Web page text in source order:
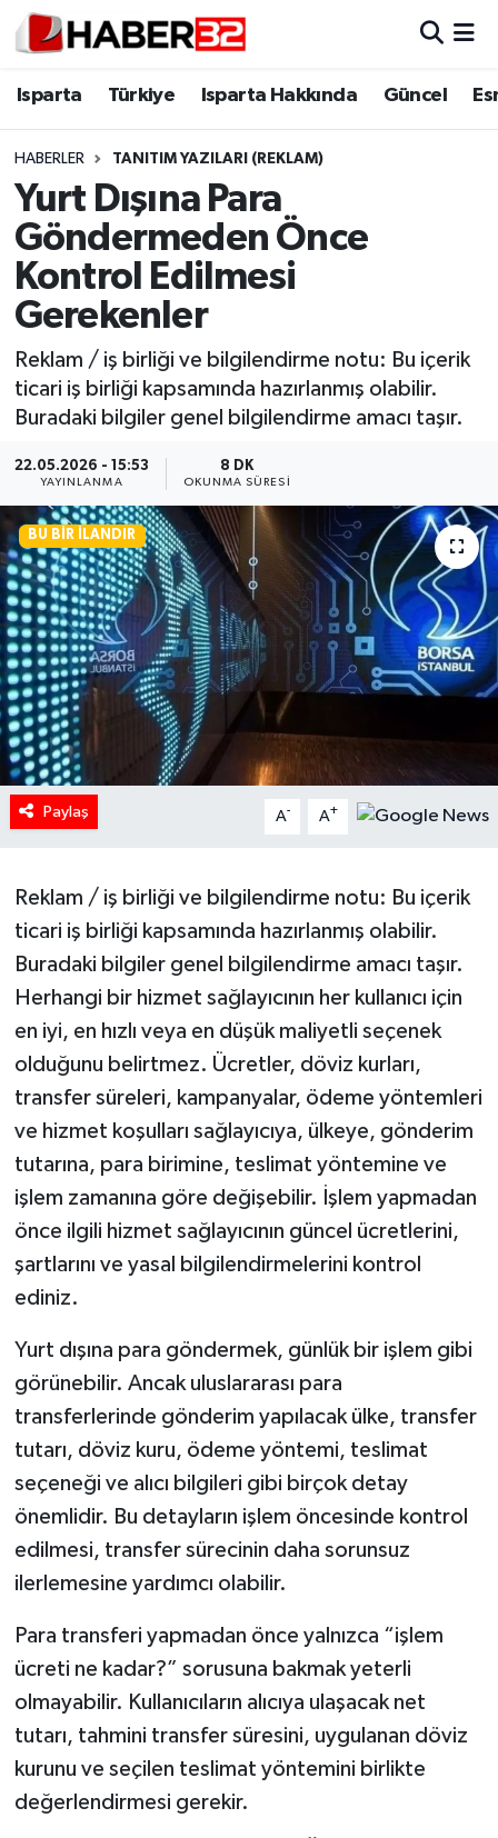
Isparta Türkiye Isparta Hakkında Güncel
HABERLER TANITIM YAZILARI (REKLAM)
Yurt Dışına Para
Göndermeden Önce
Kontrol Edilmesi
Gerekenler
Reklam / iş birliği ve bilgilendirme notu: Bu içerik
ticari iş birliği kapsamında hazırlanmış olabilir.
Buradaki bilgiler genel bilgilendirme amacı taşır.
22.05.2026 - 15:53
YAYINLANMA
8 DK
OKUNMA SÜRESI
BU BIR İLANDIR
Paylaş A- A+
Reklam / iş birliği ve bilgilendirme notu: Bu içerik
ticari iş birliği kapsamında hazırlanmış olabilir.
Buradaki bilgiler genel bilgilendirme amacı taşır.
Herhangi bir hizmet sağlayıcının her kullanıcı için
en iyi, en hızlı veya en düşük maliyetli seçenek
olduğunu belirtmez. Ücretler, döviz kurları,
transfer süreleri, kampanyalar, ödeme yöntemleri
ve hizmet koşulları sağlayıcıya, ülkeye, gönderim
tutarına, para birimine, teslimat yöntemine ve
işlem zamanına göre değişebilir. İşlem yapmadan
önce ilgili hizmet sağlayıcının güncel ücretlerini,
şartlarını ve yasal bilgilendirmelerini kontrol
ediniz.
Yurt dışına para göndermek, günlük bir işlem gibi
görünebilir. Ancak uluslararası para
transferlerinde gönderim yapılacak ülke, transfer
tutarı, döviz kuru, ödeme yöntemi, teslimat
seçeneği ve alıcı bilgileri gibi birçok detay
önemlidir. Bu detayların işlem öncesinde kontrol
edilmesi, transfer sürecinin daha sorunsuz
ilerlemesine yardımcı olabilir.
Para transferi yapmadan önce yalnızca “işlem
ücreti ne kadar?” sorusuna bakmak yeterli
olmayabilir. Kullanıcıların alıcıya ulaşacak net
tutarı, tahmini transfer süresini, uygulanan döviz
kurunu ve seçilen teslimat yöntemini birlikte
değerlendirmesi gerekir.
Isparta
Esnaf Diyor ki;
ASAYİŞ
BİLİM VE TEKNOLOJİ
EĞİTİM
GENEL
Güncel
HABERDE İNSAN
İlginç
KÜLTÜR SANAT
MAGAZİN
Oyun
POLİTİKA
SAĞLIK
Spor
Tarihi Yapılarımız
Teknoloji
Türkiye
İletişim
Isparta Nöbetçi Eczaneler
Isparta Trafik Yoğunluk Haritası
Süper Lig Puan Durumu ve Fikstür
Tüm Manşetler
Son Dakika Haberleri
Haber Arşivi